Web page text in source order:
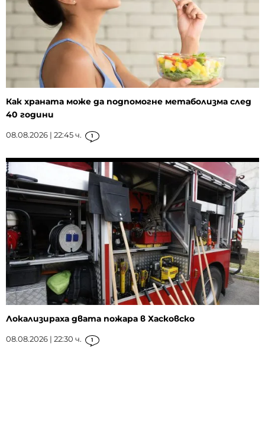
Как храната може да подпомогне метаболизма след
40 години
08.08.2026 | 22:45 ч. 1
Локализираха двата пожара в Хасковско
08.08.2026 | 22:30 ч. 1